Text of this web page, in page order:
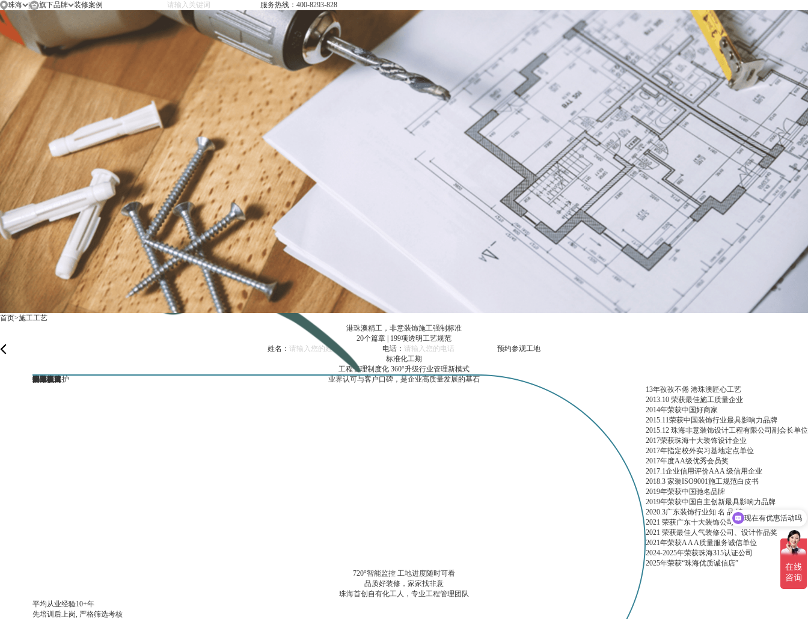
珠海
珠海
中山
旗下品牌
金牌厨柜
服务热线： 400-8293-828
首
页
装修案
例
设计
师
在线工
施工工
艺
新闻资
讯
关于我
们
联系我
们
繁/EN
免费报
价
首页
装修案例
设计师
在线工地
联系我们
旗下品牌
繁/
港珠澳精工工艺
首页>施工工艺
港珠澳精工，非意装饰施工强制标准
20个篇章 | 199项透明工艺规范
工程开工
隔墙及水电类
验收项目及标准
姓名：
电话：
标准化工期
工程管理制度化 360°升级行业管理新模式
物业报建
6S形象保护
开工仪式
拆除新建
水电项目
木工项目
泥工项目
油漆项目
安装项目
开荒保洁
整体完工
业界认可与客户口碑，是企业高质量发展的基石
13年孜孜不倦 港珠澳匠心工艺
2013.10 荣获最佳施工质量企业
2014年荣获中国好商家
2015.11荣获中国装饰行业最具影响力品牌
2015.12 珠海非意装饰设计工程有限公司副会长单位
2017荣获珠海十大装饰设计企业
2017年指定校外实习基地定点单位
2017年度AA级优秀会员奖
2017.1企业信用评价AAA 级信用企业
2018.3 家装ISO9001施工规范白皮书
2019年荣获中国驰名品牌
2019年荣获中国自主创新最具影响力品牌
2020.3广东装饰行业知 名 品 牌
2021 荣获广东十大装饰公司
2021 荣获最佳人气装修公司、设计作品奖
2021年荣获A A A质量服务诚信单位
2024-2025年荣获珠海315认证公司
2025年荣获“珠海优质诚信店”
720°智能监控 工地进度随时可看
品质好装修，家家找非意
珠海首创自有化工人，专业工程管理团队
平均从业经验10+年
先培训后上岗, 严格筛选考核
现在有优惠活动吗